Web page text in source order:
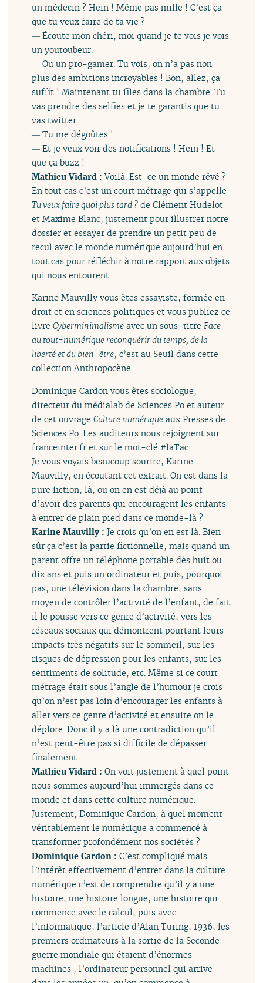
un médecin ? Hein ! Même pas mille ! C’est ça
que tu veux faire de ta vie ?
― Écoute mon chéri, moi quand je te vois je vois
un youtoubeur.
― Ou un pro-gamer. Tu vois, on n’a pas non
plus des ambitions incroyables ! Bon, allez, ça
suffit ! Maintenant tu files dans la chambre. Tu
vas prendre des selfies et je te garantis que tu
vas twitter.
― Tu me dégoûtes !
― Et je veux voir des notifications ! Hein ! Et
que ça buzz !
Mathieu Vidard :Voilà. Est-ce un monde rêvé ?
En tout cas c’est un court métrage qui s’appelle
Tu veux faire quoi plus tard ? de Clément Hudelot
et Maxime Blanc, justement pour illustrer notre
dossier et essayer de prendre un petit peu de
recul avec le monde numérique aujourd’hui en
tout cas pour réfléchir à notre rapport aux objets
qui nous entourent.
Karine Mauvilly vous êtes essayiste, formée en
droit et en sciences politiques et vous publiez ce
livreCyberminimalisme avec un sous-titreFace
au tout-numérique reconquérir du temps, de la
liberté et du bien-être, c’est au Seuil dans cette
collection Anthropocène.
Dominique Cardon vous êtes sociologue,
directeur du médialab de Sciences Po et auteur
de cet ouvrageCulture numérique aux Presses de
Sciences Po. Les auditeurs nous rejoignent sur
franceinter.fr et sur le mot-clé #laTac.
Je vous voyais beaucoup sourire, Karine
Mauvilly, en écoutant cet extrait. On est dans la
pure fiction, là, ou on en est déjà au point
d’avoir des parents qui encouragent les enfants
à entrer de plain pied dans ce monde-là ?
Karine Mauvilly :Je crois qu’on en est là. Bien
sûr ça c’est la partie fictionnelle, mais quand un
parent offre un téléphone portable dès huit ou
dix ans et puis un ordinateur et puis, pourquoi
pas, une télévision dans la chambre, sans
moyen de contrôler l’activité de l’enfant, de fait
il le pousse vers ce genre d’activité, vers les
réseaux sociaux qui démontrent pourtant leurs
impacts très négatifs sur le sommeil, sur les
risques de dépression pour les enfants, sur les
sentiments de solitude, etc. Même si ce court
métrage était sous l’angle de l’humour je crois
qu’on n’est pas loin d’encourager les enfants à
aller vers ce genre d’activité et ensuite on le
déplore. Donc il y a là une contradiction qu’il
n’est peut-être pas si difficile de dépasser
finalement.
Mathieu Vidard :On voit justement à quel point
nous sommes aujourd’hui immergés dans ce
monde et dans cette culture numérique.
Justement, Dominique Cardon, à quel moment
véritablement le numérique a commencé à
transformer profondément nos sociétés ?
Dominique Cardon :C’est compliqué mais
l’intérêt effectivement d’entrer dans la culture
numérique c’est de comprendre qu’il y a une
histoire, une histoire longue, une histoire qui
commence avec le calcul, puis avec
l’informatique, l’article d’Alan Turing, 1936, les
premiers ordinateurs à la sortie de la Seconde
guerre mondiale qui étaient d’énormes
machines ; l’ordinateur personnel qui arrive